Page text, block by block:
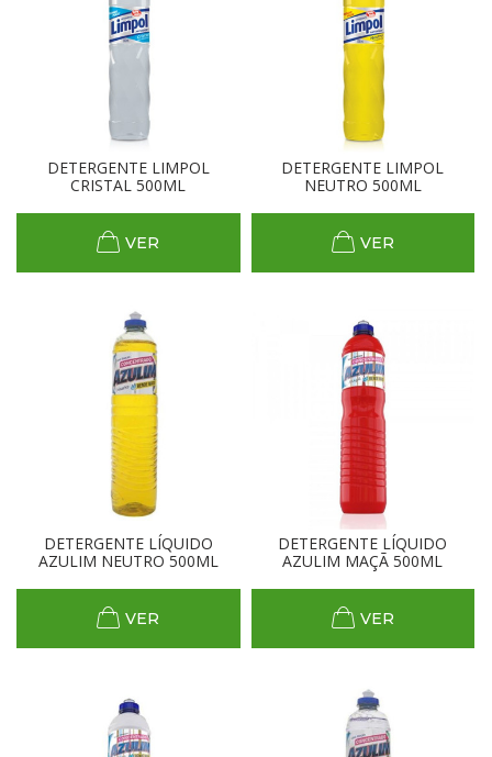
DETERGENTE LIMPOL
CRISTAL 500ML
VER
DETERGENTE LIMPOL
NEUTRO 500ML
VER
DETERGENTE LÍQUIDO
AZULIM NEUTRO 500ML
VER
DETERGENTE LÍQUIDO
AZULIM MAÇÃ 500ML
VER